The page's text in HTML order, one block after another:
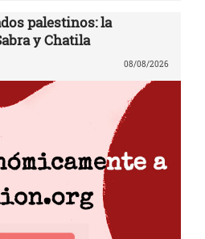
palestinos: la
y Chatila
08/08/2026